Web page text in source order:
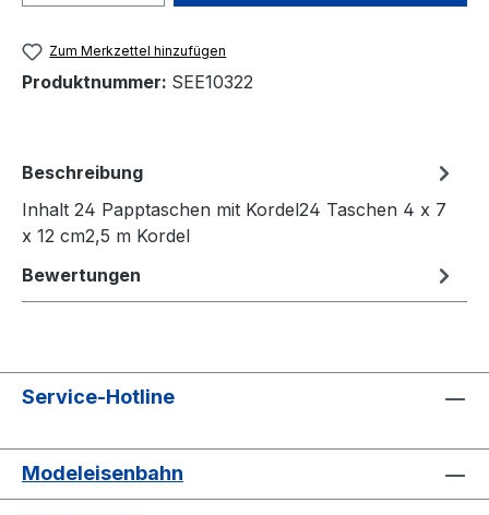
Zum Merkzettel hinzufügen
Produktnummer: SEE10322
Beschreibung
Inhalt 24 Papptaschen mit Kordel24 Taschen 4 x 7
x 12 cm2,5 m Kordel
Bewertungen
Service-Hotline
Modeleisenbahn